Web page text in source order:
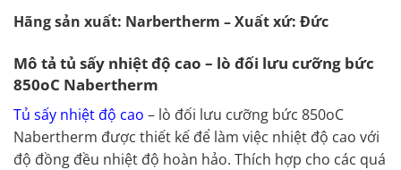
Hãng sản xuất: Narbertherm – Xuất xứ: Đức
Mô tả tủ sấy nhiệt độ cao – lò đối lưu cưỡng bức
850oC Nabertherm
Tủ sấy nhiệt độ cao – lò đối lưu cưỡng bức 850oC
Nabertherm được thiết kế để làm việc nhiệt độ cao với
độ đồng đều nhiệt độ hoàn hảo. Thích hợp cho các quá